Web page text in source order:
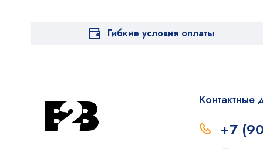
Гибкие условия оплаты
Контактные
+7